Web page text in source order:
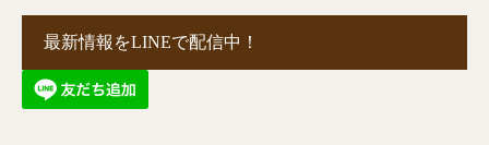
最新情報をLINEで配信中！